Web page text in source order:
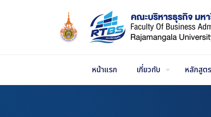
หน้าแรก เกี่ยวกับ หลักสูตร